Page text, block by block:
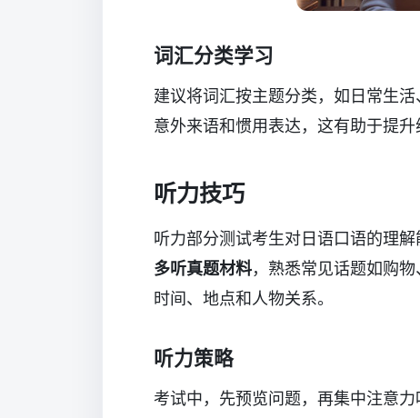
词汇分类学习
建议将词汇按主题分类，如日常生
意外来语和惯用表达，这有助于提升
听力技巧
听力部分测试考生对日语口语的理
多听真题材料，熟悉常见话题如购
时间、地点和人物关系。
听力策略
考试中，先预览问题，再集中注意